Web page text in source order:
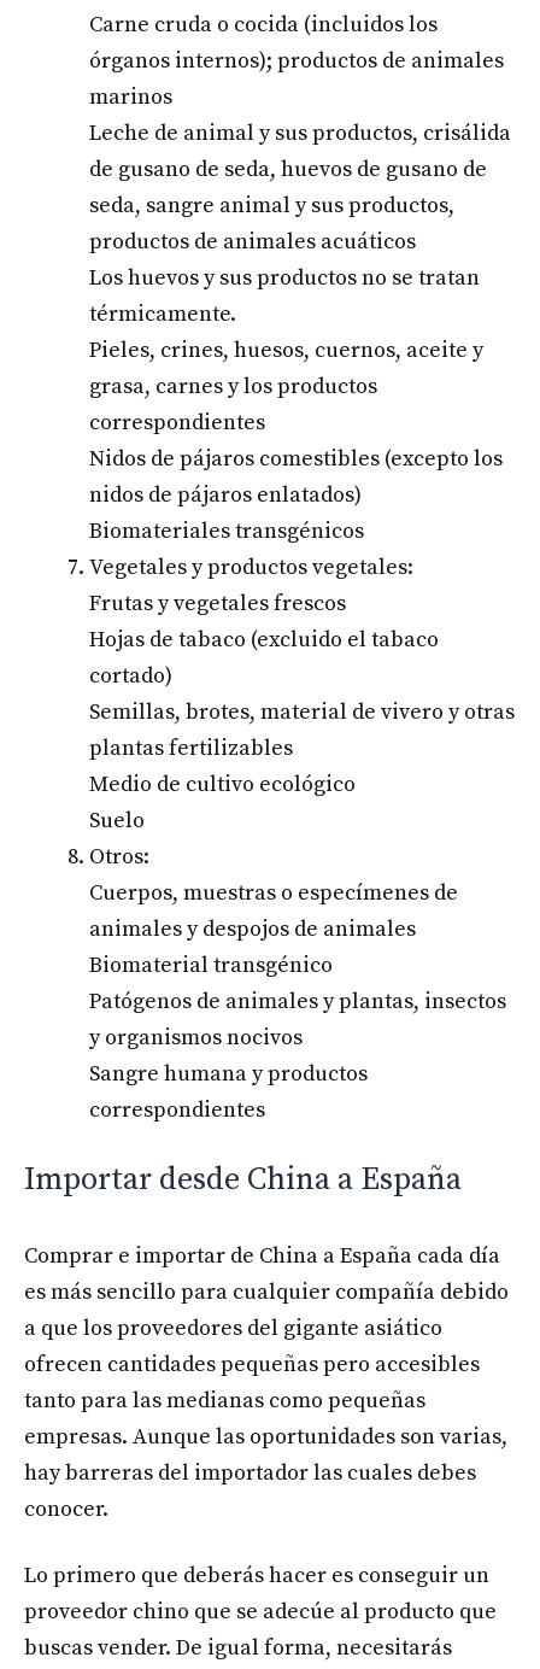
Carne cruda o cocida (incluidos los
órganos internos); productos de animales
marinos
Leche de animal y sus productos, crisálida
de gusano de seda, huevos de gusano de
seda, sangre animal y sus productos,
productos de animales acuáticos
Los huevos y sus productos no se tratan
térmicamente.
Pieles, crines, huesos, cuernos, aceite y
grasa, carnes y los productos
correspondientes
Nidos de pájaros comestibles (excepto los
nidos de pájaros enlatados)
Biomateriales transgénicos
Vegetales y productos vegetales:
Frutas y vegetales frescos
Hojas de tabaco (excluido el tabaco
cortado)
Semillas, brotes, material de vivero y otras
plantas fertilizables
Medio de cultivo ecológico
Suelo
Otros:
Cuerpos, muestras o especímenes de
animales y despojos de animales
Biomaterial transgénico
Patógenos de animales y plantas, insectos
y organismos nocivos
Sangre humana y productos
correspondientes
Importar desde China a España
Comprar e importar de China a España cada día
es más sencillo para cualquier compañía debido
a que los proveedores del gigante asiático
ofrecen cantidades pequeñas pero accesibles
tanto para las medianas como pequeñas
empresas. Aunque las oportunidades son varias,
hay barreras del importador las cuales debes
conocer.
Lo primero que deberás hacer es conseguir un
proveedor chino que se adecúe al producto que
buscas vender. De igual forma, necesitarás